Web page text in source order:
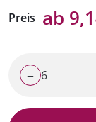
Preis ab
–